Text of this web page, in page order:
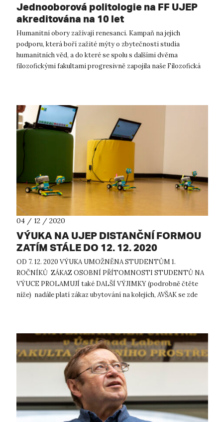
Jednooborová politologie na FF UJEP
akreditována na 10 let
Humanitní obory zažívají renesanci. Kampaň na jejich
podporu, která boří zažité mýty o zbytečnosti studia
humanitních věd, a do které se spolu s dalšími dvěma
filozofickými fakultami progresivně zapojila naše Filozofická
04 / 12 / 2020
VÝUKA NA UJEP DISTANČNÍ FORMOU
ZATÍM STÁLE DO 12. 12. 2020
OD 7. 12. 2020 VÝUKA UMOŽNĚNA STUDENTŮM 1.
ROČNÍKŮ ZÁKAZ OSOBNÍ PŘÍTOMNOSTI STUDENTŮ NA
VÝUCE PROLAMUJÍ také DALŠÍ VÝJIMKY (podrobně čtěte
níže) nadále platí zákaz ubytování na kolejích, AVŠAK se zde